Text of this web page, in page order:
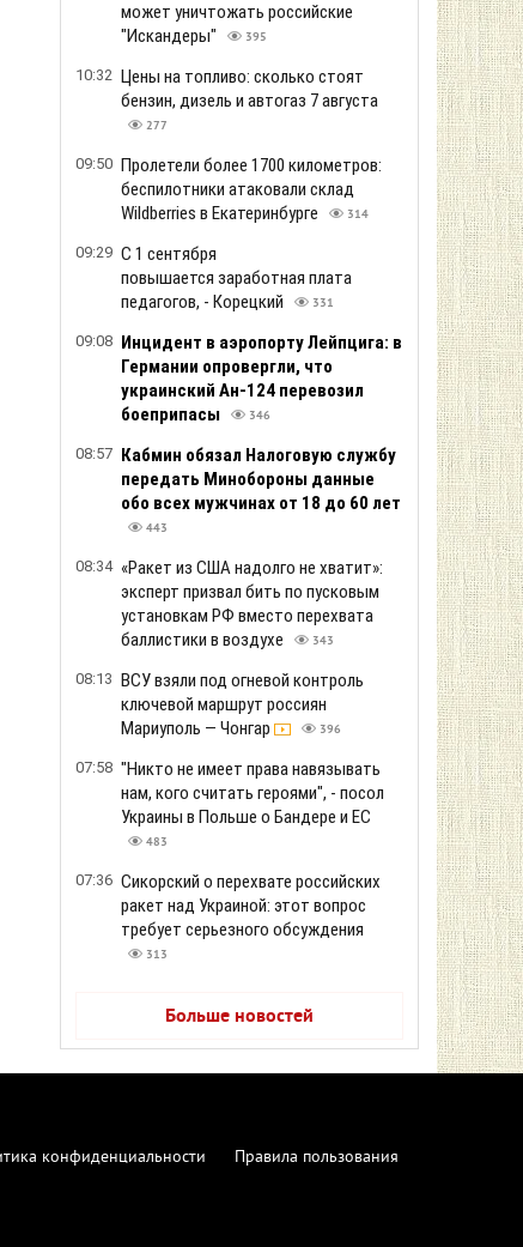
может уничтожать российские
"Искандеры"
395
10:32 Цены на топливо: сколько стоят
бензин, дизель и автогаз 7 августа
277
09:50 Пролетели более 1700 километров:
беспилотники атаковали склад
Wildberries в Екатеринбурге
314
09:29 С 1 сентября
повышается заработная плата
педагогов, - Корецкий
331
09:08 Инцидент в аэропорту Лейпцига: в
Германии опровергли, что
украинский Ан-124 перевозил
боеприпасы
346
08:57 Кабмин обязал Налоговую службу
передать Минобороны данные
обо всех мужчинах от 18 до 60 лет
443
08:34 «Ракет из США надолго не хватит»:
эксперт призвал бить по пусковым
установкам РФ вместо перехвата
баллистики в воздухе
343
08:13 ВСУ взяли под огневой контроль
ключевой маршрут россиян
Мариуполь — Чонгар
396
07:58 "Никто не имеет права навязывать
нам, кого считать героями", - посол
Украины в Польше о Бандере и ЕС
483
07:36 Сикорский о перехвате российских
ракет над Украиной: этот вопрос
требует серьезного обсуждения
313
Больше новостей
конфиденциальности
Правила пользования